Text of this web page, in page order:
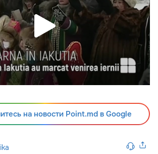
на новости Point.md в Google